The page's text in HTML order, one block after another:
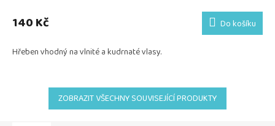
140 Kč Do košíku
Hřeben vhodný na vlnité a kudrnaté vlasy.
ZOBRAZIT VŠECHNY SOUVISEJÍCÍ PRODUKTY